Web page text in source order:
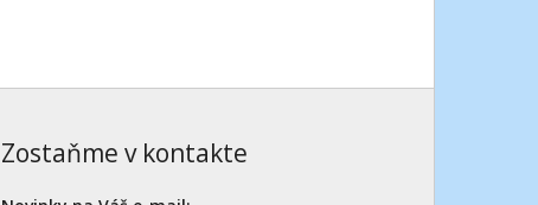
Zostaňme v kontakte